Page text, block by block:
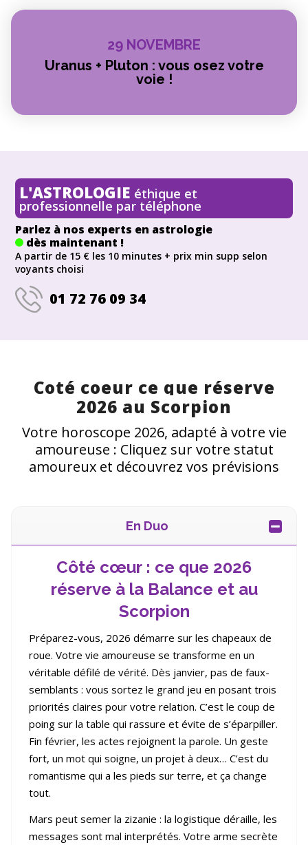
29 NOVEMBRE
Uranus + Pluton : vous osez votre
voie !
L'ASTROLOGIE éthique et
professionnelle par téléphone
Parlez à nos experts en astrologie
dès maintenant !
A partir de 15 € les 10 minutes + prix min supp selon
voyants choisi
01 72 76 09 34
Coté coeur ce que réserve
2026 au Scorpion
Votre horoscope 2026, adapté à votre vie
amoureuse : Cliquez sur votre statut
amoureux et découvrez vos prévisions
En Duo
Côté cœur : ce que 2026
réserve à la Balance et au
Scorpion
Préparez-vous, 2026 démarre sur les chapeaux de
roue. Votre vie amoureuse se transforme en un
véritable défilé de vérité. Dès janvier, pas de faux-
semblants : vous sortez le grand jeu en posant trois
priorités claires pour votre relation. C’est le coup de
poing sur la table qui rassure et évite de s’éparpiller.
Fin février, les actes rejoignent la parole. Un geste
fort, un mot qui soigne, un projet à deux… C’est du
romantisme qui a les pieds sur terre, et ça change
tout.
Mars peut semer la zizanie : la logistique déraille, les
messages sont mal interprétés. Votre arme secrète